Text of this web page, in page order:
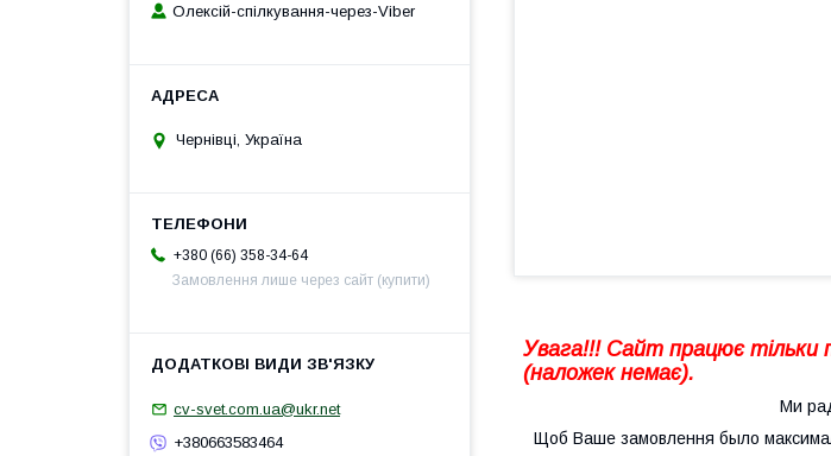
Увага!!! Сайт працює тільки
(наложек немає).
Ми
Щоб Ваше замовлення было
Олексій-спілкування-через-Viber
Чернівці, Україна
+380 (66) 358-34-64
Замовлення лише через сайт (купити)
cv-svet.com.ua@ukr.net
+380663583464